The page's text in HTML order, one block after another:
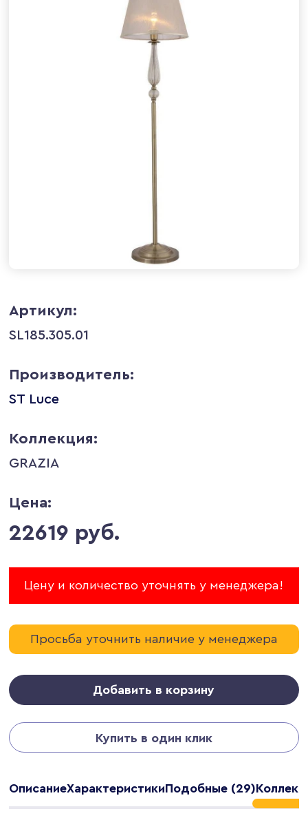
Артикул:
SL185.305.01
Производитель:
ST Luce
Коллекция:
GRAZIA
Цена:
22619 руб.
Цену и количество уточнять у менеджера!
Просьба уточнить наличие у менеджера
Добавить в корзину
Купить в один клик
ОписаниеХарактеристикиПодобные (29)